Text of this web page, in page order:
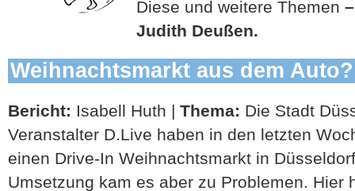
Diese und weitere Themen
Judith Deußen.
Weihnachtsmarkt aus dem Auto?
Bericht: Isabell Huth | Thema: Die Stadt
Veranstalter D.Live haben in den letzten
einen Drive-In Weihnachtsmarkt in
Umsetzung kam es aber zu Problemen. Hier